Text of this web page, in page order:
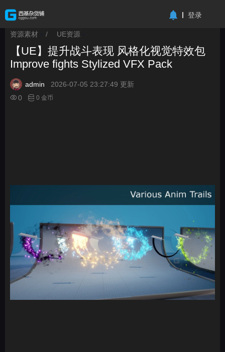
登录
资源素材 / UE资源
【UE】提升战斗表现 风格化视觉特效包
Improve fights Stylized VFX Pack
admin
2026-07-05 23:27:49 更新
0
0 金币